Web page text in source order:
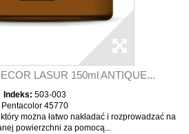
LASUR 150ml ANTIQUE...
Indeks: 503-003
Pentacolor 45770
można łatwo nakładać i rozprowadzać na
powierzchni za pomocą...